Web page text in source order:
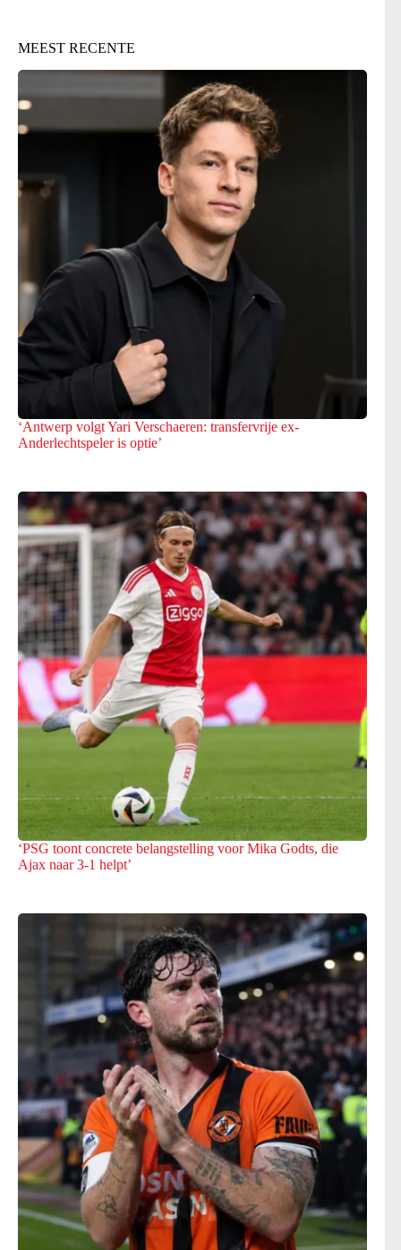
MEEST RECENTE
‘Antwerp volgt Yari Verschaeren: transfervrije ex-
Anderlechtspeler is optie’
‘PSG toont concrete belangstelling voor Mika Godts, die
Ajax naar 3-1 helpt’